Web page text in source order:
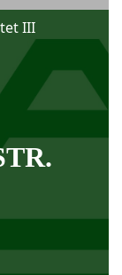
III